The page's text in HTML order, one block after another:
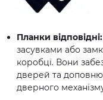
Планки відповідні:
засувками або
коробці. Вони
дверей та
дверного